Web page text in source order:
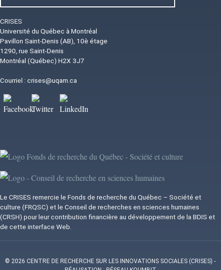
CRISES
Université du Québec à Montréal
Pavillon Saint-Denis (AB), 10è étage
1290, rue Saint-Denis
Montréal (Québec) H2X 3J7
Courriel : crises@uqam.ca
Image Image Image
Image
Image
Le CRISES remercie le Fonds de recherche du Québec – Société et
culture (FRQSC) et le Conseil de recherches en sciences humaines
(CRSH) pour leur contribution financière au développement de la BDIS et
de cette interface Web.
© 2026 CENTRE DE RECHERCHE SUR LES INNOVATIONS SOCIALES (CRISES)-